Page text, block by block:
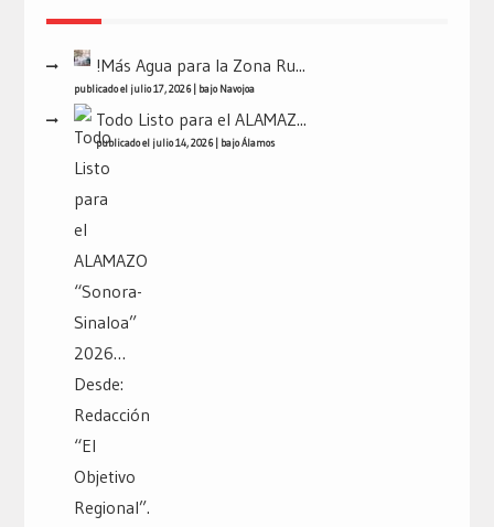
!Más Agua para la Zona Ru...
publicado el julio 17, 2026| bajo Navojoa
Todo Listo para el ALAMAZ...
publicado el julio 14, 2026| bajoÁlamos